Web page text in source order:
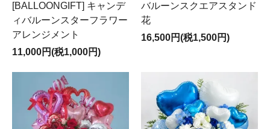
[BALLOONGIFT] キャンデ
ィバルーンスターフラワー
アレンジメント
11,000円(税1,000円)
バルーンスクエアスタンド
花
16,500円(税1,500円)